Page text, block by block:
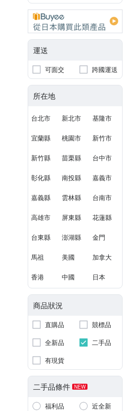
運送
可面交 跨國運送
所在地
台北市 新北市 基隆市
宜蘭縣 桃園市 新竹市
新竹縣 苗栗縣 台中市
彰化縣 南投縣 嘉義市
嘉義縣 雲林縣 台南市
高雄市 屏東縣 花蓮縣
台東縣 澎湖縣 金門
馬祖 美國 加拿大
香港 中國 日本
商品狀況
直購品
競標品
全新品
二手品
有現貨
二手品條件 NEW
福利品
近全新